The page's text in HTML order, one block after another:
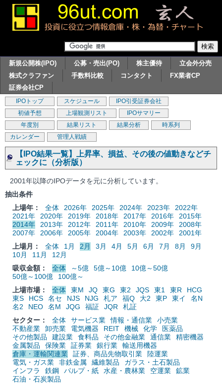
新規公開株(IPO) 公募・売出(PO) 株主優待
立会外分売
株式クラファン
手数料比較 コンタクト
FX業者CP
証券会社CP
IPOトップ スケジュール
IPO引受証券会社
初値予想
上場観測リスト
IPOサマリー
年度別
結果リスト 結果分析
時系列
カレンダー
管理人戦績
【IPO結果一覧】上昇率、損益、その後の値動きなどチ
ェックに（分析版）
2001年以降のIPOデータを元に分析しています。
抽出条件
上場年：
全体 2026年 2025年 2024年 2023年
2022年
2021年
2020年 2019年 2018年 2017年 2016年
2015年
2014年
2013年 2012年 2011年 2010年 2009年
2008年
2007年
2006年 2005年 2004年 2003年 2002年
2001年
上場月：
全体 1月 2月 3月 4月 5月 6月 7月 8月
9月
10月
11月
12月
吸収金額：
全体 ～5億 5億～10億
10億～50億
50億～100億
100億～
上場市場：
全体 東M JQ 東G 東2 JQS 東1 東R
HCG
東S
HCS 名セ NJS NJG 札ア 福Q 大2 東P 東イ
名N
名2
NEO 名M JQG 福証 JQR
札証
セクター：
全体 サービス業 情報・通信業
小売業
不動産業
卸売業 電気機器 REIT 機械 化学
医薬品
その他製品
建設業 食料品 その他金融業 通信業
精密機器
金属製品
保険業 証券業 銀行業
輸送用機器
倉庫・運輸関連業
証券、商品先物取引業
陸運業
電気・ガス業
非鉄金属 繊維製品
ガラス・土石製品
インフラ
鉄鋼 パルプ・紙 水産・農林業 空運業
鉱業
石油・石炭製品